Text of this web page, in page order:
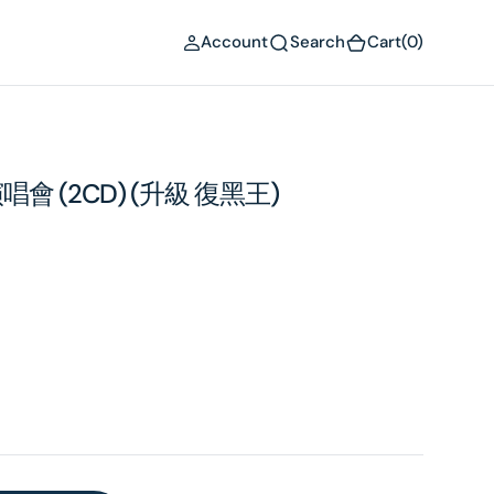
Account Search Cart(0)
會 (2CD) (升級 復黑王)